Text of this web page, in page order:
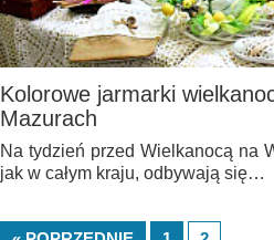
Kolorowe jarmarki
Mazurach
Na tydzień przed Wielkanocą na
jak w całym kraju, odbywają się…